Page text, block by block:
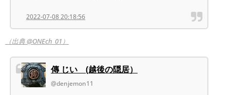
2022-07-08 20:18:56
（出典 @ONEch_01）
傳 じい (越後の隠居）
@denjemon11